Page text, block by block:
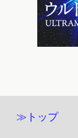
≫トップ